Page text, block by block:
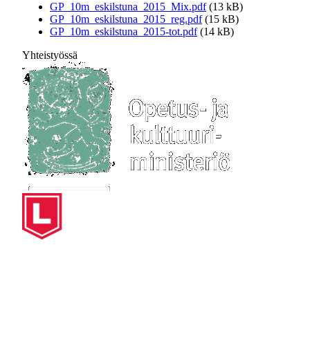
GP_10m_eskilstuna_2015_Mix.pdf (13 kB)
GP_10m_eskilstuna_2015_reg.pdf (15 kB)
GP_10m_eskilstuna_2015-tot.pdf (14 kB)
Yhteistyössä